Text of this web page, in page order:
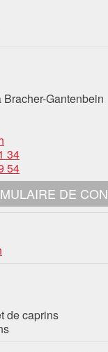
généraux
n'est plus valable
L'ANNONCE
*:Gantenbein
34
54
DE
à la
annonce .
de caprins